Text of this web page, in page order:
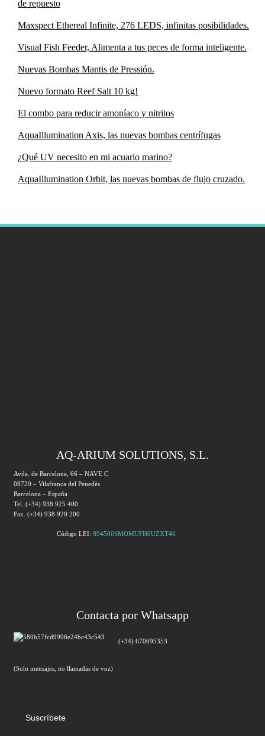
de repuesto
Maxspect Ethereal Infinite, 276 LEDS, infinitas posibilidades.
Visual Fish Feeder, Alimenta a tus peces de forma inteligente.
Nuevas Bombas Mantis de Pressión.
Nuevo formato Reef Salt 10 kg!
El combo para reducir amoníaco y nitritos
AquaIllumination Axis, las nuevas bombas centrífugas
¿Qué UV necesito en mi acuario marino?
AquaIllumination Orbit, las nuevas bombas de flujo cruzado.
AQ-ARIUM SOLUTIONS, S.L.
Avda. de Barcelona, 66 – NAVE C
08720 – Vilafranca del Penedès
Barcelona – España
Tel. (+34) 938 925 400
Fax. (+34) 938 920 200
Código LEI: 894500SMOMUFH0UZXT46
Contacta por Whatsapp
(+34) 670695353
(Solo mensajes, no llamadas de voz)
Suscríbete